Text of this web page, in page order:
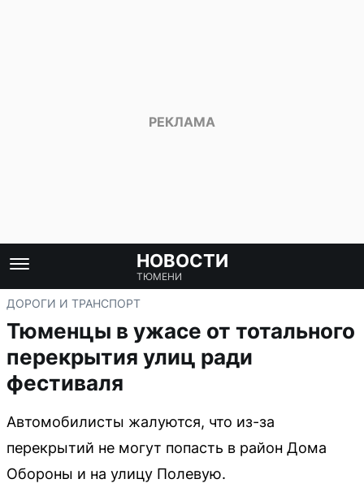
НОВОСТИ
ТЮМЕНИ
ДОРОГИ И ТРАНСПОРТ
Тюменцы в ужасе от тотального
перекрытия улиц ради
фестиваля
Автомобилисты жалуются, что из-за
перекрытий не могут попасть в район Дома
Обороны и на улицу Полевую.